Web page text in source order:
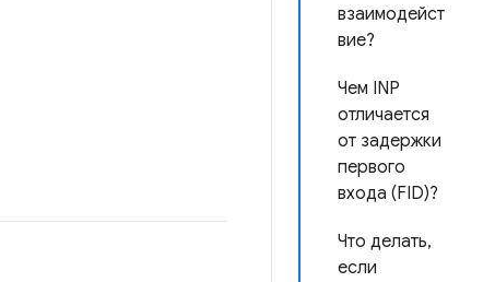
взаимодейст
вие?
Чем INP
отличается
от задержки
первого
входа (FID)?
Что делать,
если